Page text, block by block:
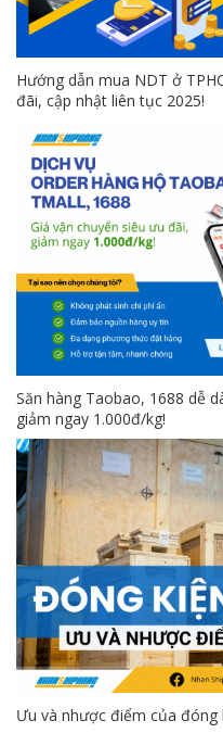
Hướng dẫn mua NDT ở
đãi, cập nhật liên tục 2025!
Săn hàng Taobao, 1688 dễ
giảm ngay 1.000đ/kg!
Ưu và nhược điểm của đóng